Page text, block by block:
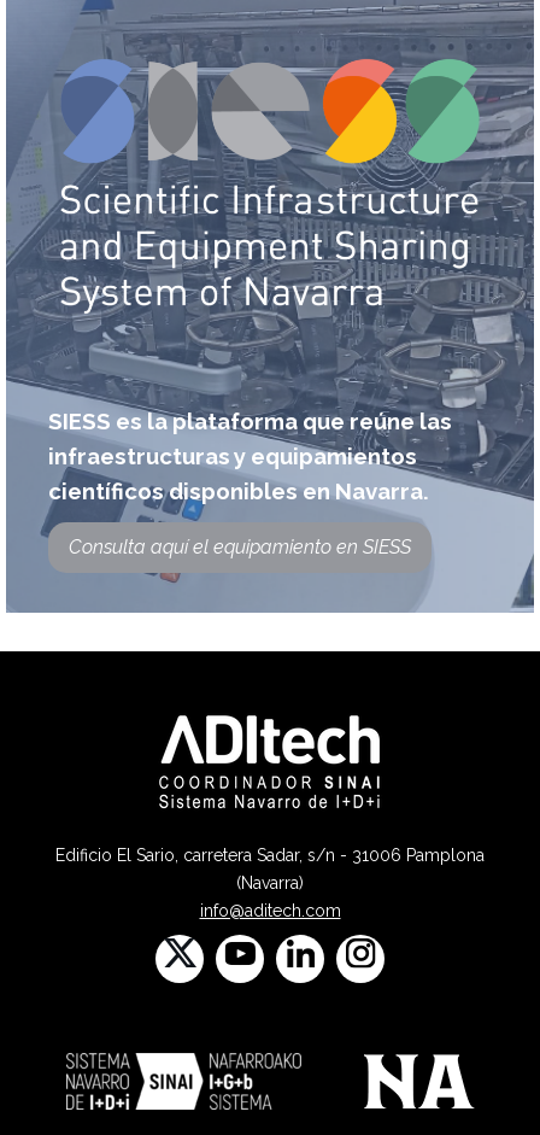
SIESS es la plataforma que reúne las
infraestructuras y equipamientos
científicos disponibles en Navarra.
Consulta aquí el equipamiento en SIESS
Edificio El Sario, carretera Sadar, s/n - 31006 Pamplona
(Navarra)
info@aditech.com